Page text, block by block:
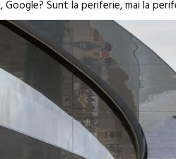
Sunt la periferie, mai la